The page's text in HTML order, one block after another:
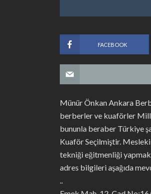
FACEBOOK
Münür Önkan Ankara
berberler ve kuaförler Milli
bununla beraber Türkiye
Kuaför Seçilmiştir.
tekniği eğitmenliği
adres bilgileri aşağıda
..